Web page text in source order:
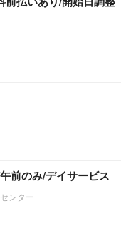
前のみ/デイサービス
ンター